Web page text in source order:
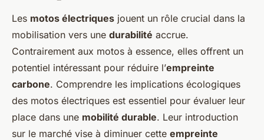
Les motos électriques jouent un rôle crucial dans la
mobilisation vers une durabilité accrue.
Contrairement aux motos à essence, elles offrent un
potentiel intéressant pour réduire l’empreinte
carbone. Comprendre les implications écologiques
des motos électriques est essentiel pour évaluer leur
place dans une mobilité durable. Leur introduction
sur le marché vise à diminuer cette empreinte